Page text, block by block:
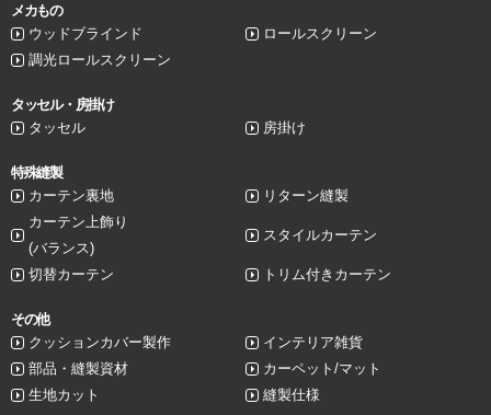
メカもの
ウッドブラインド
ロールスクリーン
調光ロールスクリーン
タッセル・房掛け
タッセル
房掛け
特殊縫製
カーテン裏地
リターン縫製
カーテン上飾り
(バランス)
スタイルカーテン
切替カーテン トリム付きカーテン
その他
クッションカバー製作
インテリア雑貨
部品・縫製資材
カーペット/マット
生地カット
縫製仕様